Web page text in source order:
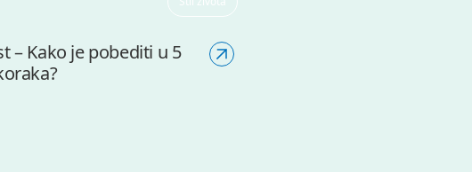
– Kako je pobediti u 5